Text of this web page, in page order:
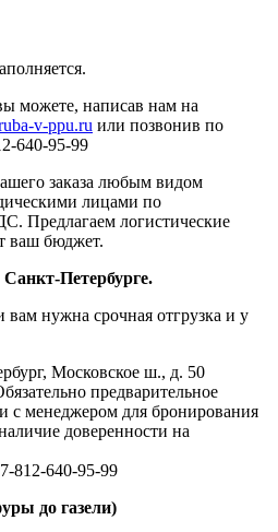
можете, написав нам на
v-ppu.ru или позвонив по
640-95-99
заказа любым видом
лицами по
Предлагаем логистические
ваш бюджет.
Петербурге.
вам нужна срочная отгрузка и у
Московское ш., д. 50
предварительное
с менеджером для бронирования
доверенности на
812-640-95-99
до газели)